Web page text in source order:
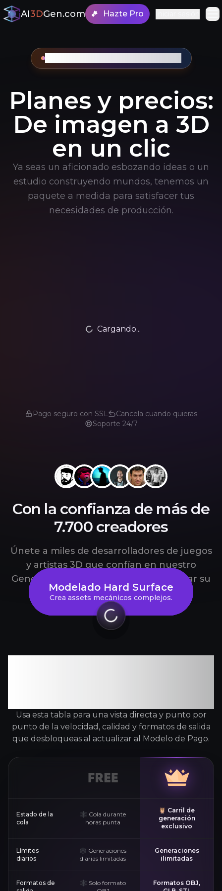
AI3DGen.com Hazte Pro
Sáltate el modelado. Empieza a crear
Planes y precios:
De imagen a 3D
en un clic
Ya seas un aficionado esbozando ideas o un
estudio construyendo mundos, tenemos un
paquete a medida para satisfacer tus
necesidades de producción.
Cargando...
Pago seguro con SSL
Cancela cuando quieras
Soporte 24/7
Con la confianza de más de
7.700 creadores
Únete a miles de desarrolladores de juegos
y artistas 3D que confían en nuestro
Generador de Modelos 3D para acelerar su
flujo de trabajo.
Personajes de Juegos
Acelera la creación de personajes.
Prototipado Entornos
Genera props para diseño de niveles.
Impresión 3D y Manuf.
Conceptos 2D a modelos 3D
imprimibles.
Modelado Hard Surface
Crea assets mecánicos complejos.
Usa esta tabla para una vista directa y punto por
punto de la velocidad, calidad y formatos de salida
que desbloqueas al actualizar al Modelo de Pago.
Estado de la
cola
🕸️ Cola durante
horas punta
🦉 Carril de
generación
exclusivo
Límites
diarios
🕸️ Generaciones
diarias limitadas
Generaciones
ilimitadas
Formatos de
🕸️ Solo formato
Formatos OBJ,